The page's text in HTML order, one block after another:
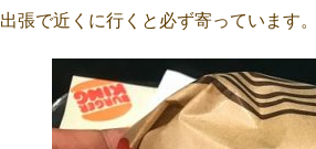
出張で近くに行くと必ず寄っています